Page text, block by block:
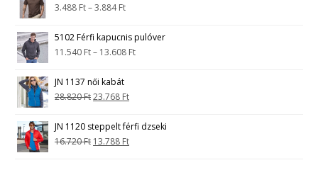
3.488 Ft–3.884Ft
5102 Férfi kapucnis pulóver
11.540 Ft– 13.608 Ft
JN 1137 női kabát
28.820Ft23.768 Ft
JN 1120 steppelt férfi dzseki
16.720Ft 13.788 Ft